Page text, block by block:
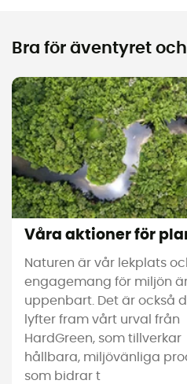
Bra för äventyret
Våra aktioner för
Naturen är vår lekplats
engagemang för miljön
uppenbart. Det är också
lyfter fram vårt urval från
HardGreen, som tillverkar
hållbara, miljövänliga
som bidrar t